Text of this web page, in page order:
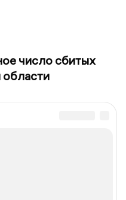
число сбитых